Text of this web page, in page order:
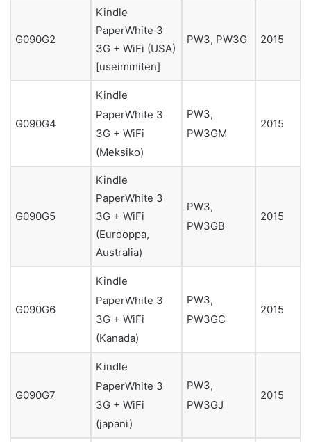
G090G2
Kindle
PaperWhite 3
3G + WiFi (USA)
[useimmiten]
PW3, PW3G 2015
G090G4
Kindle
PaperWhite 3
3G + WiFi
(Meksiko)
PW3,
PW3GM
2015
G090G5
Kindle
PaperWhite 3
3G + WiFi
(Eurooppa,
Australia)
PW3,
PW3GB
2015
G090G6
Kindle
PaperWhite 3
3G + WiFi
(Kanada)
PW3,
PW3GC
2015
G090G7
Kindle
PaperWhite 3
3G + WiFi
(japani)
PW3,
PW3GJ
2015